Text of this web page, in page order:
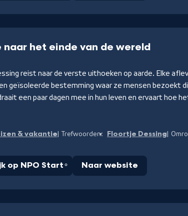
naar het einde van de wereld
reist naar de verste uithoeken op aarde. Elke
geïsoleerde bestemming waar ze mensen bezoekt
een paar dagen mee in hun leven en ervaart hoe
& vakantie Trefwoorden: Floortje Dessing
op NPO Start Naar website